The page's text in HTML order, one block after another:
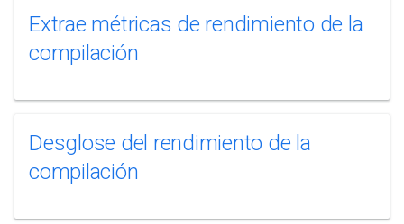
Extrae métricas de rendimiento de la
compilación
Desglose del rendimiento de la
compilación